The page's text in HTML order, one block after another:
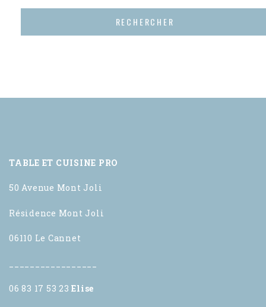
TABLE ET CUISINE PRO
50 Avenue Mont Joli
Résidence Mont Joli
06110 Le Cannet
06 83 17 53 23Elise